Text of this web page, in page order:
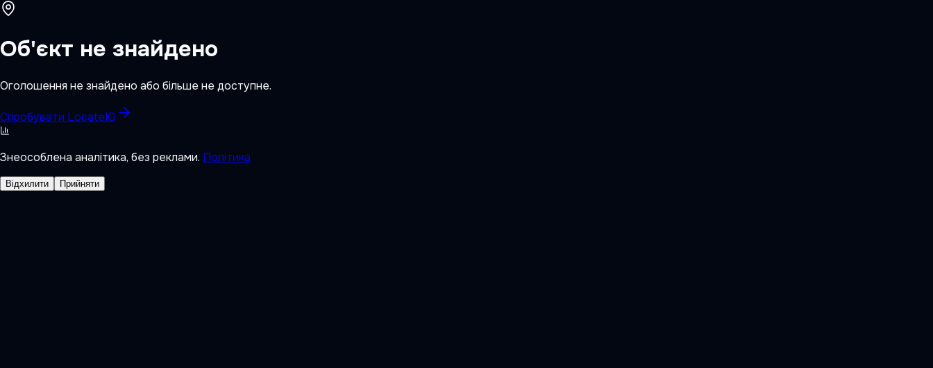
Об'єкт не знайдено
Оголошення не знайдено або більше не доступне.
Спробувати LocateIQ
Знеособлена аналітика, без реклами. Політика
Відхилити Прийняти